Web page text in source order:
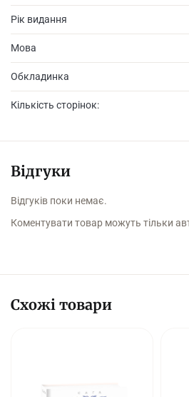
Рік видання
Мова
Обкладинка
Кількість сторінок:
Відгуки
Відгуків поки немає.
Коментувати товар можуть тільки
Схожі товари